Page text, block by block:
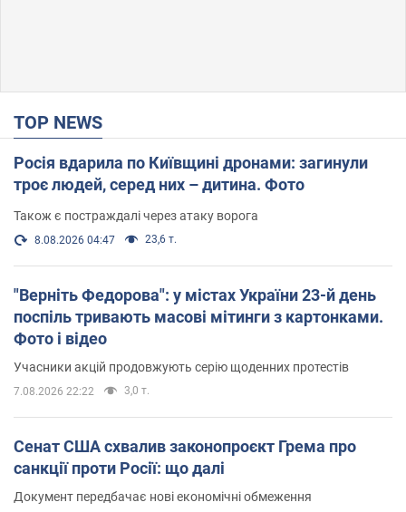
TOP NEWS
Росія вдарила по Київщині дронами: загинули
троє людей, серед них – дитина. Фото
Також є постраждалі через атаку ворога
8.08.2026 04:47 23,6 т.
"Верніть Федорова": у містах України 23-й день
поспіль тривають масові мітинги з картонками.
Фото і відео
Учасники акцій продовжують серію щоденних протестів
7.08.2026 22:22 3,0 т.
Сенат США схвалив законопроєкт Грема про
санкції проти Росії: що далі
Документ передбачає нові економічні обмеження